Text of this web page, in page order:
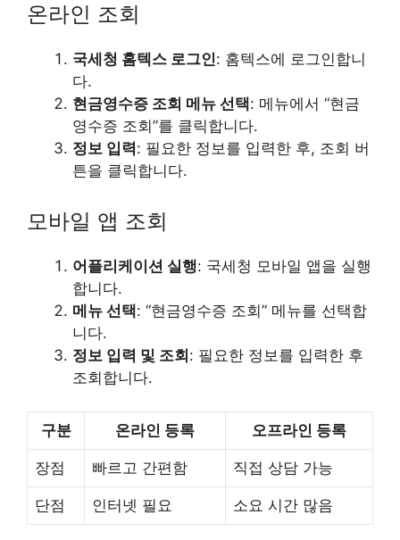
온라인 조회
국세청 홈텍스 로그인: 홈텍스에 로그인합니
다.
현금영수증 조회 메뉴 선택: 메뉴에서 “현금
영수증 조회”를 클릭합니다.
정보 입력: 필요한 정보를 입력한 후, 조회 버
튼을 클릭합니다.
모바일 앱 조회
어플리케이션 실행: 국세청 모바일 앱을 실행
합니다.
메뉴 선택: “현금영수증 조회” 메뉴를 선택합
니다.
정보 입력 및 조회: 필요한 정보를 입력한 후
조회합니다.
구분 온라인 등록 오프라인 등록
장점 빠르고 간편함 직접 상담 가능
단점 인터넷 필요 소요 시간 많음